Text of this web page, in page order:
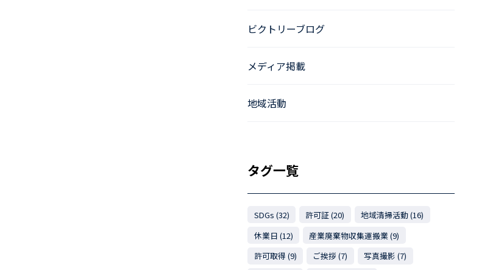
ビクトリーブログ
メディア掲載
地域活動
タグ一覧
SDGs (32) 許可証 (20)
地域清掃活動 (16)
休業日 (12)
産業廃棄物収集運搬業 (9)
許可取得 (9)
ご挨拶 (7)
写真撮影 (7)